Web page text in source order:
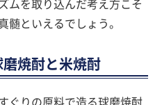
ムを取り込んだ考え方こそ
髄といえるでしょう。
焼酎と米焼酎
ぐりの原料で造る球磨焼酎